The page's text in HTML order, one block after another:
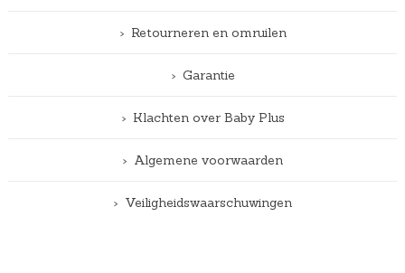
Retourneren en omruilen
Garantie
Klachten over Baby Plus
Algemene voorwaarden
Veiligheidswaarschuwingen